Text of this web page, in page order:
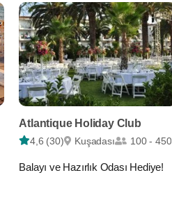
Atlantique Holiday Club
4,6 (30) Kuşadası 100 - 450
Balayı ve Hazırlık Odası Hediye!